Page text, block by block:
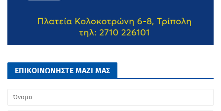
ΕΠΙΚΟΙΝΩΝΗΣΤΕ ΜΑΖΙ ΜΑΣ